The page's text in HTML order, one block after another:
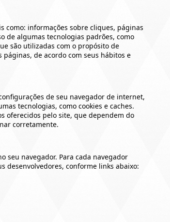
como: informações sobre cliques, páginas
de algumas tecnologias padrões, como
são utilizadas com o propósito de
de acordo com seus hábitos e
de seu navegador de internet,
tecnologias, como cookies e caches.
oferecidos pelo site, que dependem do
corretamente.
seu navegador. Para cada navegador
desenvolvedores, conforme links abaixo: